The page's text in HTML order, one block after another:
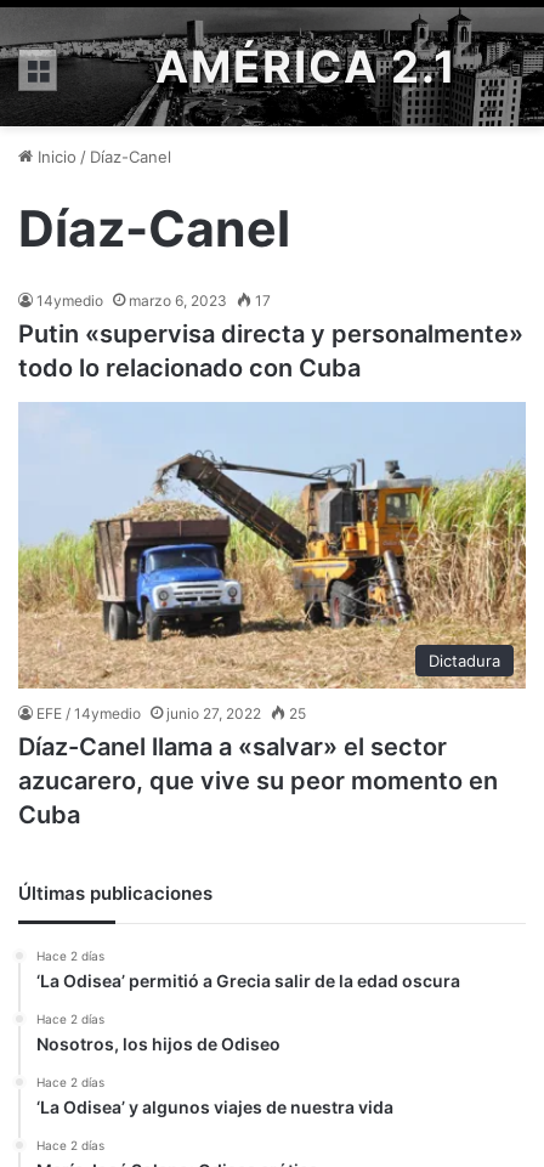
Menú AMÉRICA 2.1
Inicio / Díaz-Canel
Díaz-Canel
14ymedio marzo 6, 2023 17
Putin «supervisa directa y personalmente»
todo lo relacionado con Cuba
Dictadura
EFE / 14ymedio junio 27, 2022 25
Díaz-Canel llama a «salvar» el sector
azucarero, que vive su peor momento en
Cuba
Últimas publicaciones
Hace 2 días
‘La Odisea’ permitió a Grecia salir de la edad oscura
Hace 2 días
Nosotros, los hijos de Odiseo
Hace 2 días
‘La Odisea’ y algunos viajes de nuestra vida
Hace 2 días